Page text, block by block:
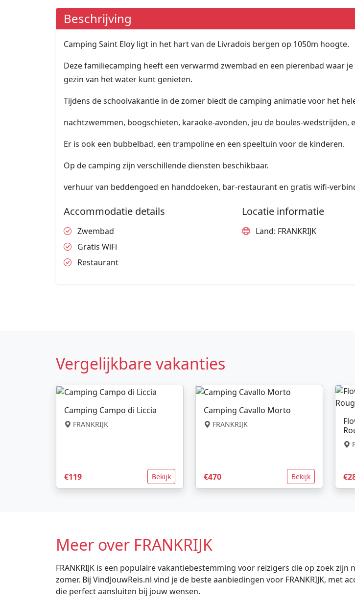
Beschrijving
Camping Saint Eloy ligt in het hart van de Livradois bergen op 1050m hoogte.
Deze familiecamping heeft een verwarmd zwembad en een pierenbad waar
gezin van het water kunt genieten.
Tijdens de schoolvakantie in de zomer biedt de camping animatie voor het
nachtzwemmen, boogschieten, karaoke-avonden, jeu de boules-wedstrijden,
Er is ook een bubbelbad, een trampoline en een speeltuin voor de kinderen.
Op de camping zijn verschillende diensten beschikbaar.
verhuur van beddengoed en handdoeken, bar-restaurant en gratis wifi-
Accommodatie details
Zwembad
Gratis WiFi
Restaurant
Locatie informatie
Land: FRANKRIJK
Vergelijkbare vakanties
Camping Campo di Liccia
FRANKRIJK
€119 Bekijk
Camping Cavallo Morto
FRANKRIJK
€470 Bekijk
Meer over FRANKRIJK
FRANKRIJK is een populaire vakantiebestemming voor reizigers die op zoek zijn
zomer. Bij VindJouwReis.nl vind je de beste aanbiedingen voor FRANKRIJK, met
die perfect aansluiten bij jouw wensen.